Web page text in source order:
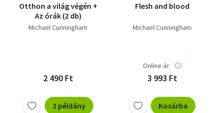
Otthon a világ végén +
Az órák (2 db)
Michael Cunningham
2 490 Ft
2 példány
Flesh and blood
Michael Cunningham
Online ár:
3 993 Ft
Kosárba